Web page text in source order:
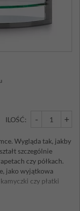
ILOŚĆ: - +
Wygląda tak, jakby
szczególnie
czy półkach.
jako wyjątkowa
czy płatki